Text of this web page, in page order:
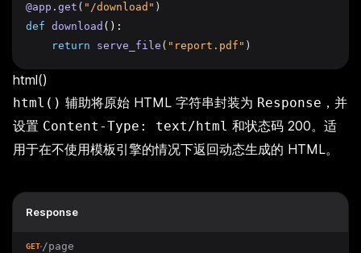
@app . get ( "/download" )
def download ():
return
serve_file ( "report.pdf" )
html()
html() 辅助将原始 HTML 字符串封装为 Response ，并
设置 Content-Type: text/html 和状态码 200。适
用于在不使用模板引擎的情况下返回动态生成的 HTML。
Response
GET /page